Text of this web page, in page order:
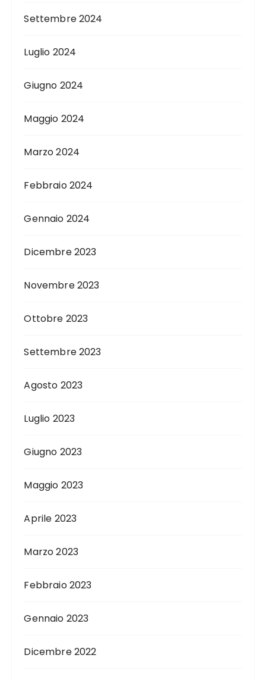
Settembre 2024
Luglio 2024
Giugno 2024
Maggio 2024
Marzo 2024
Febbraio 2024
Gennaio 2024
Dicembre 2023
Novembre 2023
Ottobre 2023
Settembre 2023
Agosto 2023
Luglio 2023
Giugno 2023
Maggio 2023
Aprile 2023
Marzo 2023
Febbraio 2023
Gennaio 2023
Dicembre 2022